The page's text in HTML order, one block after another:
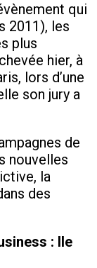
qui
2011), les
plus
hier, à
lors d’une
son jury a
de
nouvelles
la
des
: Ile